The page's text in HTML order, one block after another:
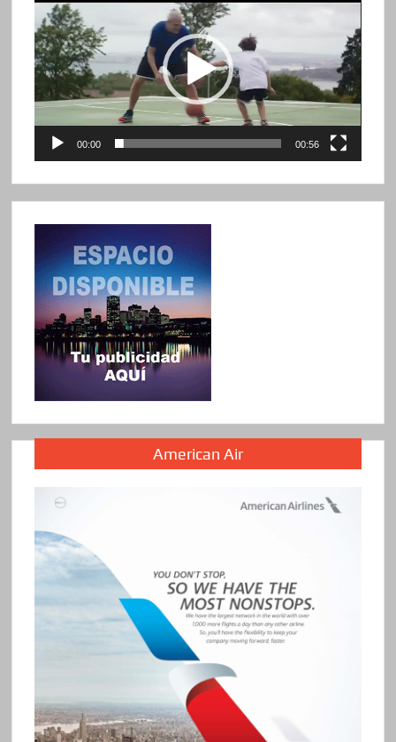
de
vídeo
00:00 00:56
American Air